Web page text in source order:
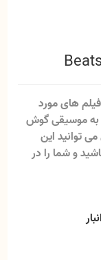
فیلم های مورد
به موسیقی گوش
توانید این
و شما را در